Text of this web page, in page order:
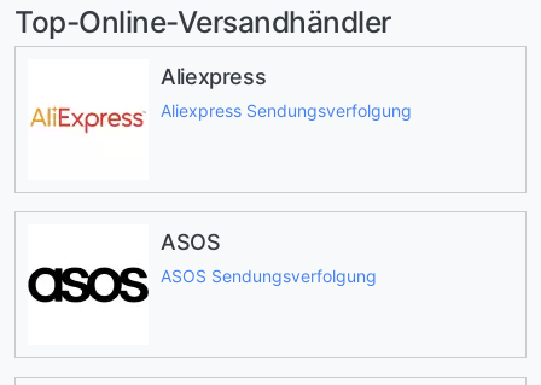
Top-Online-Versandhändler
Aliexpress
Aliexpress Sendungsverfolgung
ASOS
ASOS Sendungsverfolgung